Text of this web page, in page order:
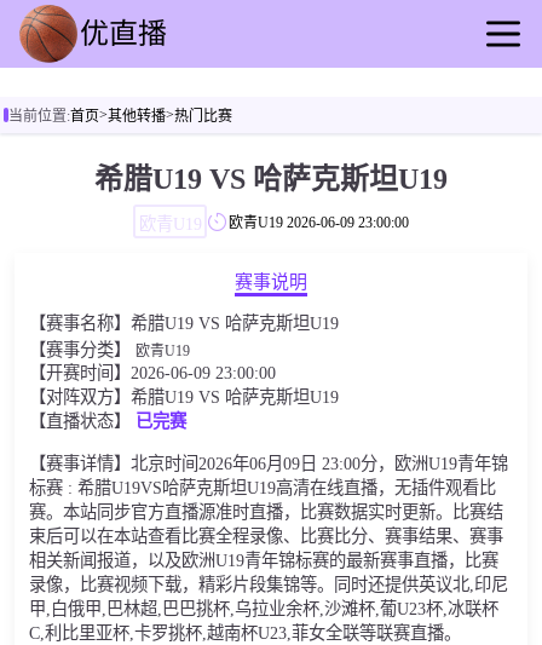
足球直播
其他转播
当前位置:首页>其他转播>热门比赛
希腊U19 VS 哈萨克斯坦U19
欧青U19 欧青U19 2026-06-09 23:00:00
赛事说明
【赛事名称】希腊U19 VS 哈萨克斯坦U19
【赛事分类】
欧青U19
【开赛时间】2026-06-09 23:00:00
【对阵双方】希腊U19 VS 哈萨克斯坦U19
【直播状态】
已完赛
【赛事详情】北京时间2026年06月09日 23:00分，欧洲U19青年锦
标赛 : 希腊U19VS哈萨克斯坦U19高清在线直播，无插件观看比
赛。本站同步官方直播源准时直播，比赛数据实时更新。比赛结
束后可以在本站查看比赛全程录像、比赛比分、赛事结果、赛事
相关新闻报道，以及欧洲U19青年锦标赛的最新赛事直播，比赛
录像，比赛视频下载，精彩片段集锦等。同时还提供英议北,印尼
甲,白俄甲,巴林超,巴巴挑杯,乌拉业余杯,沙滩杯,葡U23杯,冰联杯
C,利比里亚杯,卡罗挑杯,越南杯U23,菲女全联等联赛直播。